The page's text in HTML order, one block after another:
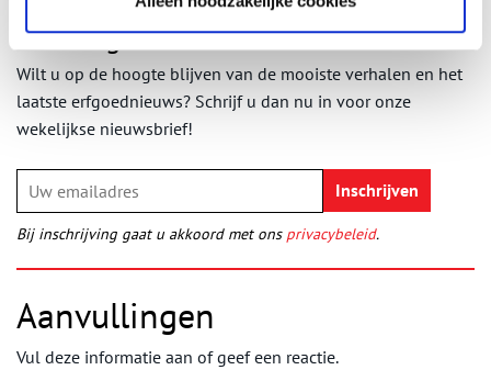
Ontvang de nieuwsbrief
Wilt u op de hoogte blijven van de mooiste verhalen en het
laatste erfgoednieuws? Schrijf u dan nu in voor onze
wekelijkse nieuwsbrief!
Bij inschrijving gaat u akkoord met ons privacybeleid.
Aanvullingen
Vul deze informatie aan of geef een reactie.